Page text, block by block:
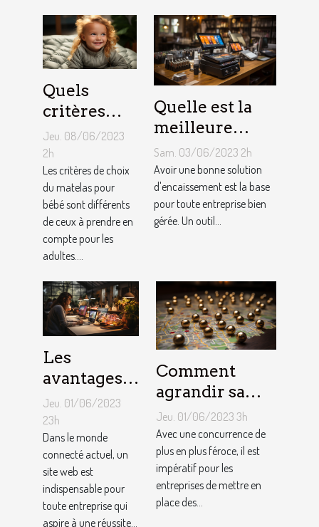
Quels
critères
pour
choisir un
matelas de
bébé ?
Jeu. 08/06/2023
2h
Les critères de choix
du matelas pour
bébé sont différents
de ceux à prendre en
compte pour les
adultes....
Quelle est la
meilleure
solution
d'encaissement
pour votre
entreprise ?
Sam. 03/06/2023 2h
Avoir une bonne solution
d'encaissement est la base
pour toute entreprise bien
gérée. Un outil...
Les
avantages
de faire
appel à un
spécialiste
de
conception
de site web
Jeu. 01/06/2023
23h
Dans le monde
connecté actuel, un
site web est
indispensable pour
toute entreprise qui
aspire à une réussite...
Comment
agrandir sa
notoriété
locale et
fidéliser sa
clientèle grâce
aux outils du
référencement
Jeu. 01/06/2023 3h
Avec une concurrence de
plus en plus féroce, il est
impératif pour les
entreprises de mettre en
place des...